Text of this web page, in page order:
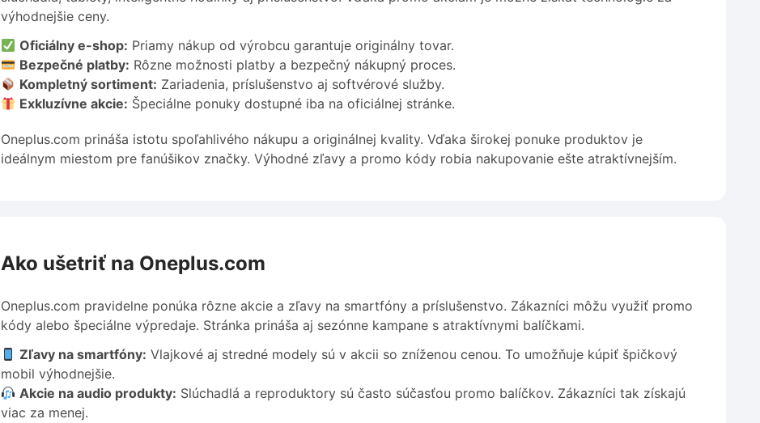
výhodnejšie ceny.
Oficiálny e-shop: Priamy nákup od výrobcu garantuje originálny tovar.
Bezpečné platby: Rôzne možnosti platby a bezpečný nákupný proces.
Kompletný sortiment: Zariadenia, príslušenstvo aj softvérové služby.
Exkluzívne akcie: Špeciálne ponuky dostupné iba na oficiálnej stránke.
Oneplus.com prináša istotu spoľahlivého nákupu a originálnej kvality. Vďaka širokej ponuke produktov je
ideálnym miestom pre fanúšikov značky. Výhodné zľavy a promo kódy robia nakupovanie ešte atraktívnejším.
Ako ušetriť na Oneplus.com
Oneplus.com pravidelne ponúka rôzne akcie a zľavy na smartfóny a príslušenstvo. Zákazníci môžu využiť promo
kódy alebo špeciálne výpredaje. Stránka prináša aj sezónne kampane s atraktívnymi balíčkami.
Zľavy na smartfóny: Vlajkové aj stredné modely sú v akcii so zníženou cenou. To umožňuje kúpiť špičkový
mobil výhodnejšie.
Akcie na audio produkty: Slúchadlá a reproduktory sú často súčasťou promo balíčkov. Zákazníci tak získajú
viac za menej.